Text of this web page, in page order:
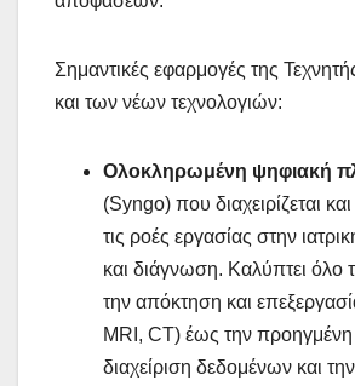
Σημαντικές εφαρμογές της
και των νέων τεχνολογιών:
Ολοκληρωμένη ψηφιακή
(Syngo) που διαχειρίζεται και
τις ροές εργασίας στην
και διάγνωση. Καλύπτει
την απόκτηση και
MRI, CT) έως την
διαχείριση δεδομένων και